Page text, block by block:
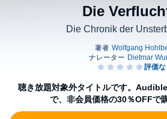
Die
Die Chronik der
聴き放題対象外タイトルです。
で、非会員価格の30％OFFで